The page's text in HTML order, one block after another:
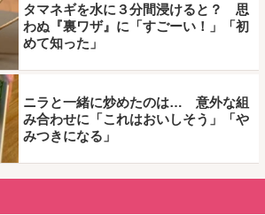
タマネギを水に３分間浸けると？ 思
わぬ『裏ワザ』に「すごーい！」「初
めて知った」
ニラと一緒に炒めたのは… 意外な組
み合わせに「これはおいしそう」「や
みつきになる」